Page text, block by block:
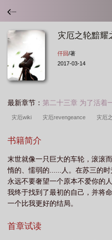
灾厄之轮黯耀
仟回/著
2017-03-14
最新章节： 第二十三章 为了活着
灾厄wiki 灾厄revengeance 灾厄
略 灾厄之轮暗耀之辉
书籍简介
末世就像一只巨大的车轮，滚滚
惰的、懦弱的......人。在苏三的时
永远不要奢望一个原本不爱你的
我终于找到了最初的自己，并将
一个比我更好的结局。
首章试读